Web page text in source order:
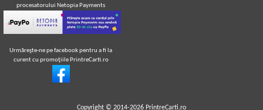
procesatorului Netopia Payments
Urmăreşte-ne pe facebook pentru a fi la
curent cu promoţiile PrintreCarti.ro
Copyright © 2014-2026 PrintreCarti.ro